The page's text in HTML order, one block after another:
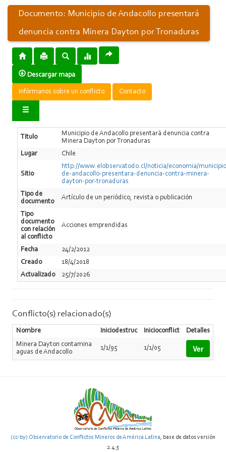
Documento: Municipio de Andacollo presentará
denuncia contra Minera Dayton por Tronaduras
Descargar mapa
Infórmanos sobre un conflicto Contacto
Titulo
Municipio de Andacollo presentará denuncia contra
Minera Dayton por Tronaduras
Lugar
Chile
Sitio
http://www.elobservatodo.cl/noticia/economia/
de-andacollo-presentara-denuncia-contra-minera-
dayton-por-tronaduras
Tipo de
documento
Artí­culo de un periódico, revista o publicación
Tipo
documento
con relación
al conflicto
Acciones emprendidas
Fecha
24/2/2012
Creado
18/4/2018
Actualizado
25/7/2026
Conflicto(s) relacionado(s)
Nombre Iniciodestruc Inicioconflict
Detalles
Minera Dayton contamina
aguas de Andacollo
1/1/95 1/1/05 Ver
(cc-by) Observatorio de Conflictos Mineros de América Latina, base de datos versión
2.4.5